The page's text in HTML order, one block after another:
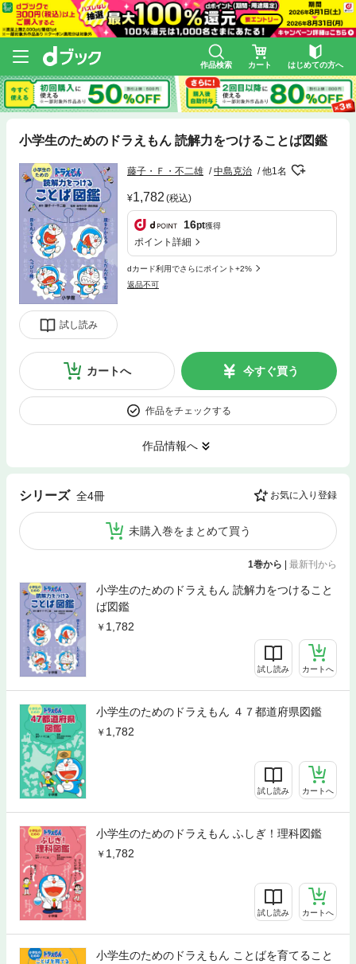
作品検索 カート はじめての方へ
小学生のためのドラえもん 読解力をつけることば図鑑
試し読み
藤子・Ｆ・不二雄 中島克治 他1名
1,782 (税込)
16pt獲得
ポイント詳細
dカード利用でさらにポイント+2%
返品不可
カートへ 今すぐ買う
作品をチェックする
作品情報へ
シリーズ 全4冊 お気に入り登録
未購入巻をまとめて買う
1巻から | 最新刊から
小学生のためのドラえもん 読解力をつけること
ば図鑑
1,782
試し読み カートへ
小学生のためのドラえもん ４７都道府県図鑑
1,782
試し読み カートへ
小学生のためのドラえもん ふしぎ！理科図鑑
1,782
試し読み カートへ
小学生のためのドラえもん ことばを育てること